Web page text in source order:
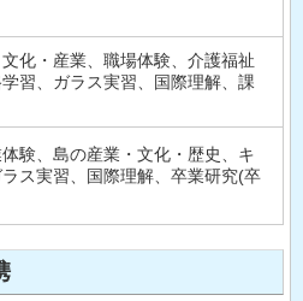
化・産業、職場体験、介護福祉
習、ガラス実習、国際理解、課
験、島の産業・文化・歴史、キ
ス実習、国際理解、卒業研究(卒